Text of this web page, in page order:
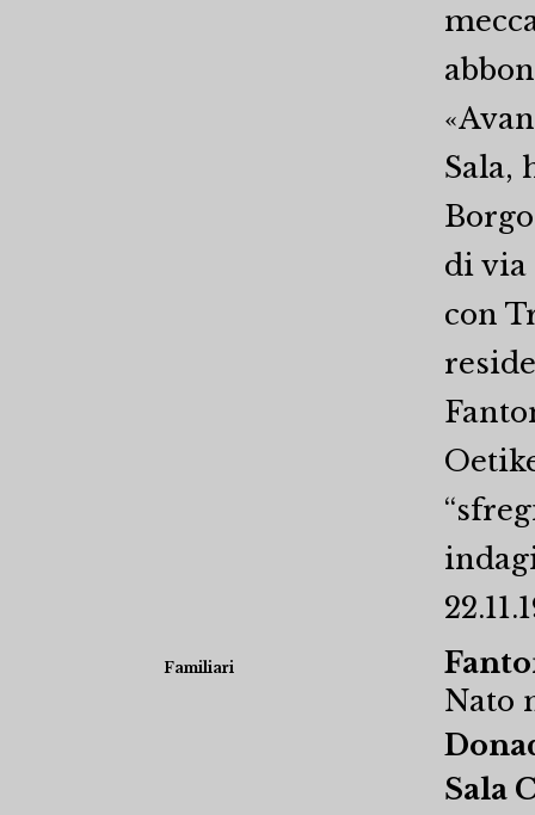
Sala,
di via
con
Familiari
Nato
Sala